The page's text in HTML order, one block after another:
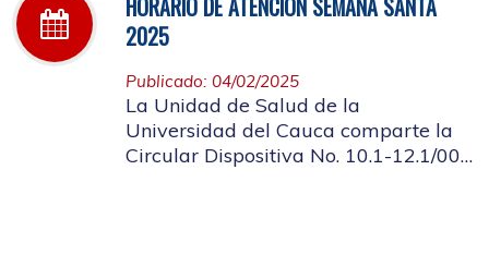
HORARIO DE ATENCIÓN SEMANA SANTA
2025
Publicado: 04/02/2025
La Unidad de Salud de la
Universidad del Cauca comparte la
Circular Dispositiva No. 10.1-12.1/002